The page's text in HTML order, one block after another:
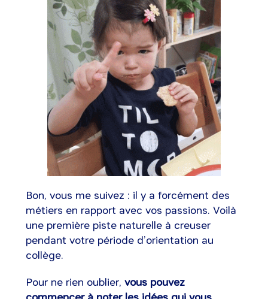
Bon, vous me suivez : il y a forcément des
métiers en rapport avec vos passions. Voilà
une première piste naturelle à creuser
pendant votre période d’orientation au
collège.
Pour ne rien oublier, vous pouvez